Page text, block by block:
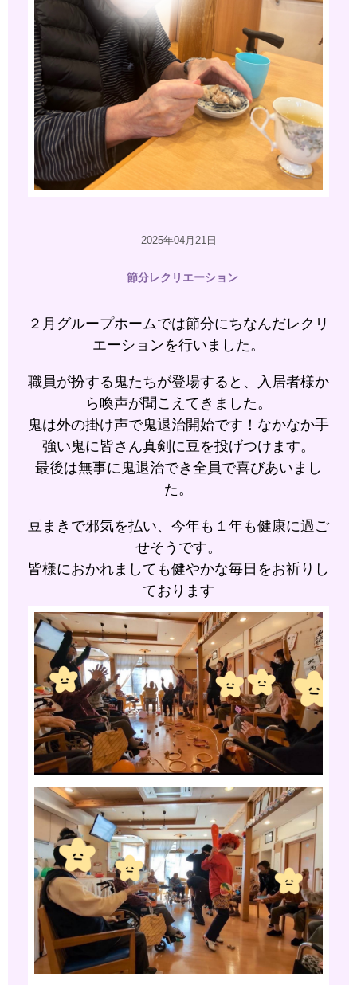
2025年04月21日
節分レクリエーション
２月グループホームでは節分にちなんだレクリ
エーションを行いました。
職員が扮する鬼たちが登場すると、入居者様か
ら喚声が聞こえてきました。
鬼は外の掛け声で鬼退治開始です！なかなか手
強い鬼に皆さん真剣に豆を投げつけます。
最後は無事に鬼退治でき全員で喜びあいまし
た。
豆まきで邪気を払い、今年も１年も健康に過ご
せそうです。
皆様におかれましても健やかな毎日をお祈りし
ております